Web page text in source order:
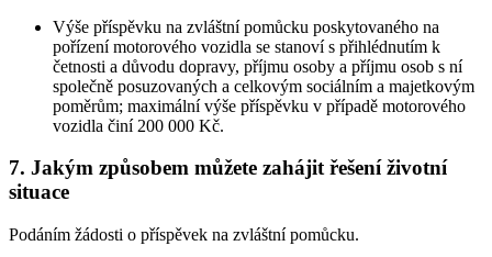
Výše příspěvku na zvláštní pomůcku poskytovaného na
pořízení motorového vozidla se stanoví s přihlédnutím k
četnosti a důvodu dopravy, příjmu osoby a příjmu osob s ní
společně posuzovaných a celkovým sociálním a majetkovým
poměrům; maximální výše příspěvku v případě motorového
vozidla činí 200 000 Kč.
7. Jakým způsobem můžete zahájit řešení životní
situace
Podáním žádosti o příspěvek na zvláštní pomůcku.